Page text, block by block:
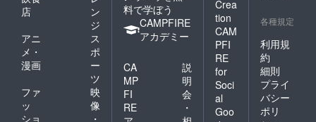
店
ン
ジ
アニ
メ・
漫画
ス
ポ
ー
ツ
ファ
ッ
ショ
映
像
・
料で学ぼう
CAMPFIRE
アカデミー
CA
MP
FI
RE
説
明
会
・
Crea
tion
CAM
PFI
RE
for
Soci
al
Goo
各種規定
利用規
約
細則
プライ
バシー
ポリ